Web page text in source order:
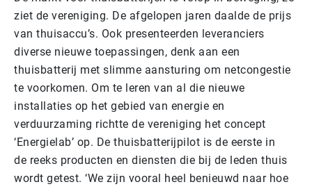
ziet de vereniging. De afgelopen jaren daalde de prijs
van thuisaccu’s. Ook presenteerden leveranciers
diverse nieuwe toepassingen, denk aan een
thuisbatterij met slimme aansturing om netcongestie
te voorkomen. Om te leren van al die nieuwe
installaties op het gebied van energie en
verduurzaming richtte de vereniging het concept
‘Energielab’ op. De thuisbatterijpilot is de eerste in
de reeks producten en diensten die bij de leden thuis
wordt getest. ‘We zijn vooral heel benieuwd naar hoe